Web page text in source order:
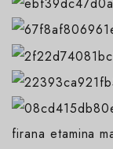
firana etamina